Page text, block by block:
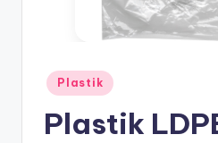
Posted
in
Plastik
Plastik